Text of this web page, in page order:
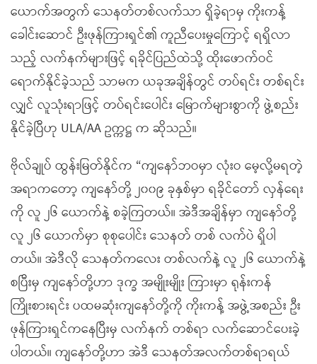
ယောက်အတွက် သေနတ်တစ်လက်သာ ရှိခဲ့ရာမှ ကိုးကန့်
ခေါင်းဆောင် ဦးဖုန်ကြားရှင်၏ ကူညီပေးမှုကြောင့် ရရှိလာ
သည့် လက်နက်များဖြင့် ရခိုင်ပြည်ထဲသို့ ထိုးဖောက်ဝင်
ရောက်နိုင်ခဲ့သည် သာမက ယခုအချိန်တွင် တပ်ရင်း တစ်ရင်း
လျှင် လူသုံးရာဖြင့် တပ်ရင်းပေါင်း မြောက်များစွာကို ဖွဲ့စည်း
နိုင်ခဲ့ပြီဟု ULA/AA ဥက္ကဋ္ဌ က ဆိုသည်။
ဗိုလ်ချုပ် ထွန်းမြတ်နိုင်က “ကျနော်ဘဝမှာ လုံးဝ မေ့လို့မရတဲ့
အရာကတော့ ကျနော်တို့ ၂၀၀၉ ခုနှစ်မှာ ရခိုင်တော် လှန်ရေး
ကို လူ ၂၆ ယောက်နဲ့ စခဲ့ကြတယ်။ အဲဒီအချိန်မှာ ကျနော်တို့
လူ ၂၆ ယောက်မှာ စုစုပေါင်း သေနတ် တစ် လက်ပဲ ရှိပါ
တယ်။ အဲဒီလို သေနတ်ကလေး တစ်လက်နဲ့ လူ ၂၆ ယောက်နဲ့
စပြီးမှ ကျနော်တို့ဟာ ဒုက္ခ အမျိုးမျိုး ကြားမှာ ရုန်းကန်
ကြိုးစားရင်း ပထမဆုံးကျနော်တို့ကို ကိုးကန့် အဖွဲ့အစည်း ဦး
ဖုန်ကြားရှင်ကနေပြီးမှ လက်နက် တစ်ရာ လက်ဆောင်ပေးခဲ့
ပါတယ်။ ကျနော်တို့ဟာ အဲဒီ သေနတ်အလက်တစ်ရာရယ်